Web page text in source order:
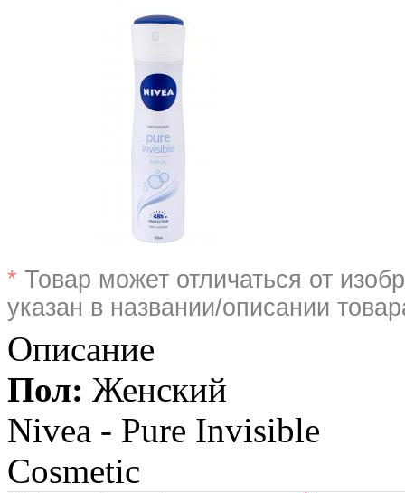
* Товар может отличаться от
указан в названии/описании
Описание
Пол: Женский
Nivea - Pure Invisible
Cosmetic